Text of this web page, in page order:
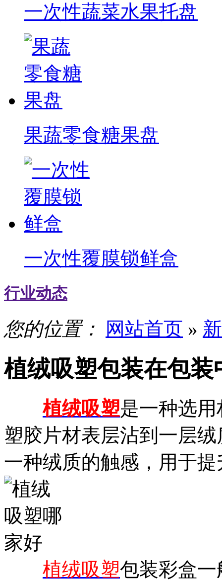
一次性蔬菜水果托盘
果蔬零食糖果盘
一次性覆膜锁鲜盒
行业动态
您的位置： 网站首页 »
植绒吸塑包装在包装
植绒吸塑是一种选
塑胶片材表层沾到一层
一种绒质的触感，用于
植绒吸塑包装彩盒